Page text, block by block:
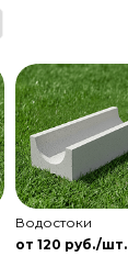
Водостоки
от 120 руб./шт.